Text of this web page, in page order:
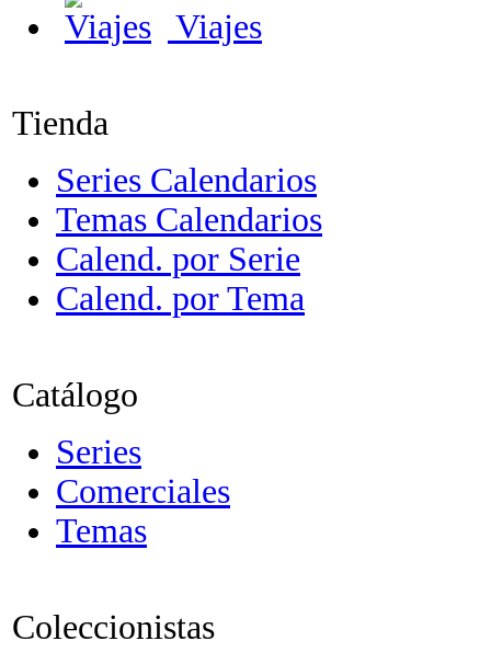
Viajes
Tienda
Series Calendarios
Temas Calendarios
Calend. por Serie
Calend. por Tema
Catálogo
Series
Comerciales
Temas
Coleccionistas